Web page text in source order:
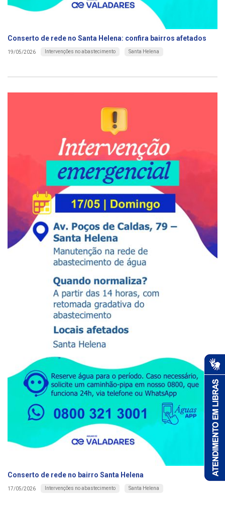
Conserto de rede no Santa Helena: confira bairros afetados
19/05/2026 Intervenções no abastecimento Santa Helena
Conserto de rede no bairro Santa Helena
17/05/2026 Intervenções no abastecimento Santa Helena